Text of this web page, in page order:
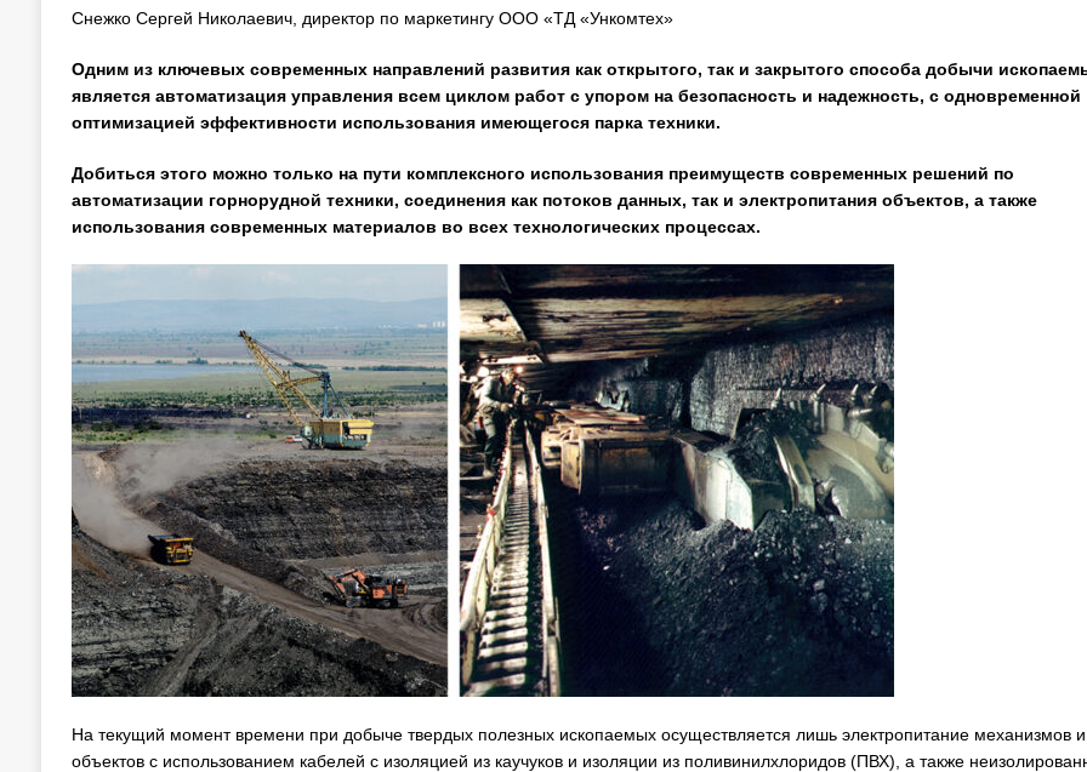
Снежко Сергей Николаевич, директор по маркетингу ООО «ТД «Ункомтех»
Одним из ключевых современных направлений развития как открытого, так и закрытого способа добычи
является автоматизация управления всем циклом работ с упором на безопасность и надежность, с одновременной
оптимизацией эффективности использования имеющегося парка техники.
Добиться этого можно только на пути комплексного использования преимуществ современных решений по
автоматизации горнорудной техники, соединения как потоков данных, так и электропитания объектов, а также
использования современных материалов во всех технологических процессах.
На текущий момент времени при добыче твердых полезных ископаемых осуществляется лишь электропитание механизмов и
объектов с использованием кабелей с изоляцией из каучуков и изоляции из поливинилхлоридов (ПВХ), а также